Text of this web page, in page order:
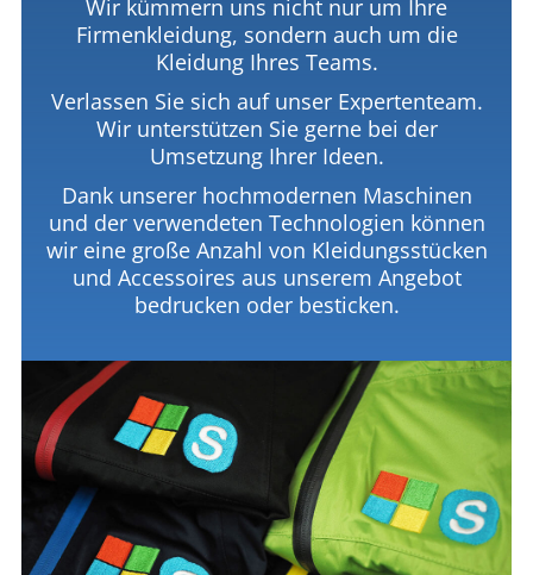
Wir kümmern uns nicht nur um Ihre
Firmenkleidung, sondern auch um die
Kleidung Ihres Teams.
Verlassen Sie sich auf unser Expertenteam.
Wir unterstützen Sie gerne bei der
Umsetzung Ihrer Ideen.
Dank unserer hochmodernen Maschinen
und der verwendeten Technologien können
wir eine große Anzahl von Kleidungsstücken
und Accessoires aus unserem Angebot
bedrucken oder besticken.